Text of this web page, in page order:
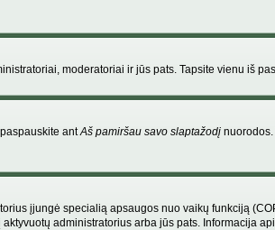
moderatoriai ir jūs pats. Tapsite vienu iš
antAš pamiršau savo slaptažodį
įjungė specialią apsaugos nuo vaikų funkciją
administratorius arba jūs pats. Informacija